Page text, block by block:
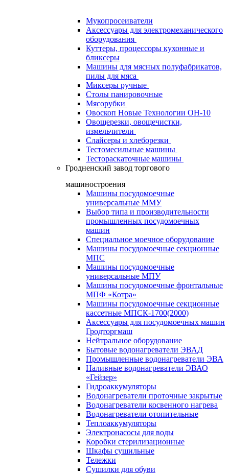
Мукопросеиватели
Аксессуары для электромеханического
оборудования
Куттеры, процессоры кухонные и
бликсеры
Машины для мясных полуфабрикатов,
пилы для мяса
Миксеры ручные
Столы панировочные
Мясорубки
Овоскоп Новые Технологии ОН-10
Овощерезки, овощечистки,
измельчители
Слайсеры и хлеборезки
Тестомесильные машины
Тестораскаточные машины
Гродненский завод торгового
машиностроения
Машины посудомоечные
универсальные ММУ
Выбор типа и производительности
промышленных посудомоечных
машин
Специальное моечное оборудование
Машины посудомоечные секционные
МПС
Машины посудомоечные
универсальные МПУ
Машины посудомоечные фронтальные
МПФ «Котра»
Машины посудомоечные секционные
кассетные МПСК-1700(2000)
Аксессуары для посудомоечных машин
Гродторгмаш
Нейтральное оборудование
Бытовые водонагреватели ЭВАД
Промышленные водонагреватели ЭВА
Наливные водонагреватели ЭВАО
«Гейзер»
Гидроаккумуляторы
Водонагреватели проточные закрытые
Водонагреватели косвенного нагрева
Водонагреватели отопительные
Теплоаккумуляторы
Электронасосы для воды
Коробки стерилизационные
Шкафы сушильные
Тележки
Сушилки для обуви